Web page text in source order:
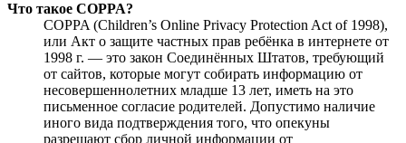
Что такое COPPA?
COPPA (Children’s Online Privacy Protection Act of 1998),
или Акт о защите частных прав ребёнка в интернете от
1998 г. — это закон Соединённых Штатов, требующий
от сайтов, которые могут собирать информацию от
несовершеннолетних младше 13 лет, иметь на это
письменное согласие родителей. Допустимо наличие
иного вида подтверждения того, что опекуны
разрешают сбор личной информации от